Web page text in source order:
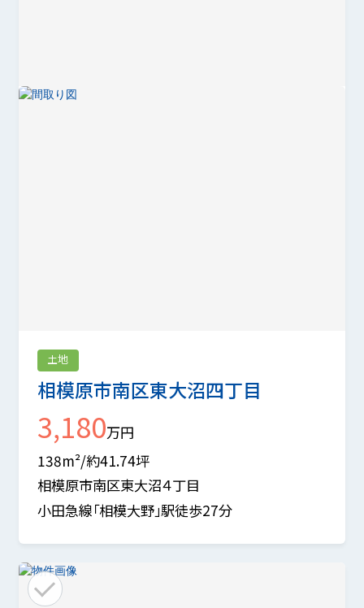
相模原市南区東大沼四丁目
土地
3,180万円
138m²/約41.74坪
相模原市南区東大沼４丁目
小田急線「相模大野」駅徒歩27分